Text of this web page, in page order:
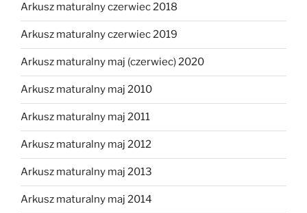
Arkusz maturalny czerwiec 2018
Arkusz maturalny czerwiec 2019
Arkusz maturalny maj (czerwiec) 2020
Arkusz maturalny maj 2010
Arkusz maturalny maj 2011
Arkusz maturalny maj 2012
Arkusz maturalny maj 2013
Arkusz maturalny maj 2014